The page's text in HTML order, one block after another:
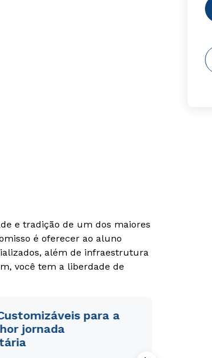
e tradição de um dos maiores
é oferecer ao aluno
além de infraestrutura
você tem a liberdade de
para a
jornada